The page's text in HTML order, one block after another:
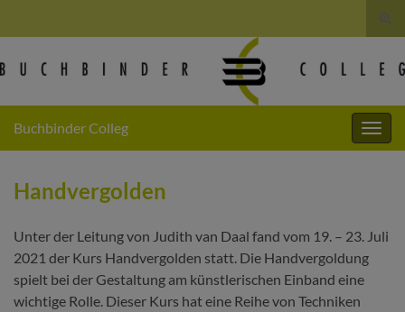
Buchbinder Colleg
Handvergolden
Unter der Leitung von Judith van Daal fand vom 19. – 23. Juli
2021 der Kurs Handvergolden statt. Die Handvergoldung
spielt bei der Gestaltung am künstlerischen Einband eine
wichtige Rolle. Dieser Kurs hat eine Reihe von Techniken